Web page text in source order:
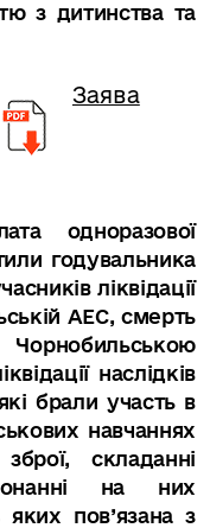
з дитинства та
Заява
одноразової
годувальника
ліквідації
АЕС, смерть
наслідків
брали участь в
навчаннях
складанні
на них
пов’язана з